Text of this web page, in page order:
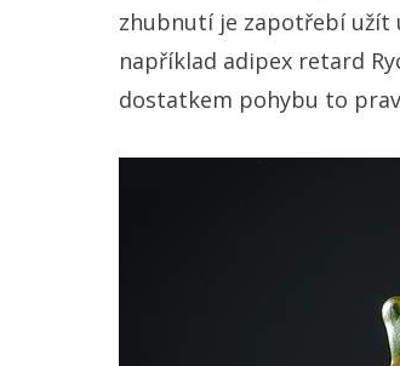
zhubnutí je zapotřebí užít
například adipex retard
dostatkem pohybu to